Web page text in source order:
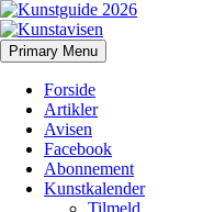
Kunstavisen
Search
Primary Menu Skip
to
Forside
Artikler
Avisen
Facebook
Abonnement
Kunstkalender
Tilmeld